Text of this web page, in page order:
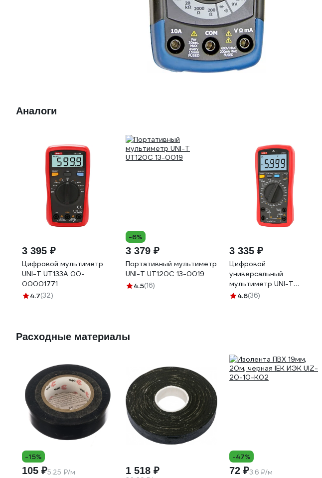
Аналоги
3 395 ₽
Цифровой мультиметр
UNI-T UT133A 00-
00001771
4.7(32)
-6%
3 379 ₽
Портативный мультиметр
UNI-T UT120C 13-0019
4.5(16)
3 335 ₽
Цифровой
универсальный
мультиметр UNI-T
UT890C 00-00007396
4.6(36)
Расходные материалы
-15%
105 ₽5.25 ₽/м 1 518 ₽
-47%
72 ₽3.6 ₽/м